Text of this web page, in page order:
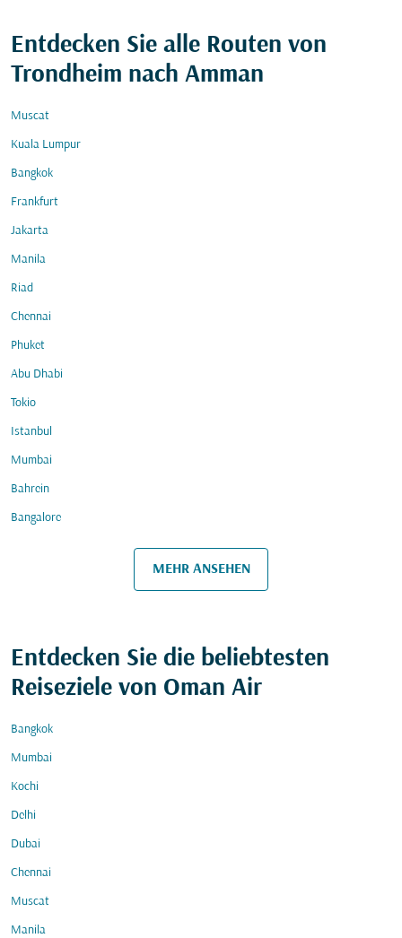
Entdecken Sie alle Routen von
Trondheim nach Amman
Muscat
Kuala Lumpur
Bangkok
Frankfurt
Jakarta
Manila
Riad
Chennai
Phuket
Abu Dhabi
Tokio
Istanbul
Mumbai
Bahrein
Bangalore
MEHR ANSEHEN
Entdecken Sie die beliebtesten
Reiseziele von Oman Air
Bangkok
Mumbai
Kochi
Delhi
Dubai
Chennai
Muscat
Manila